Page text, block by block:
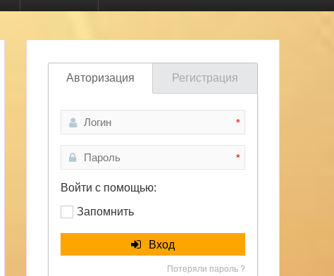
Навигация по
Авторизация Регистрация
*
*
Войти с помощью:
Запомнить
Вход
Потеряли пароль ?